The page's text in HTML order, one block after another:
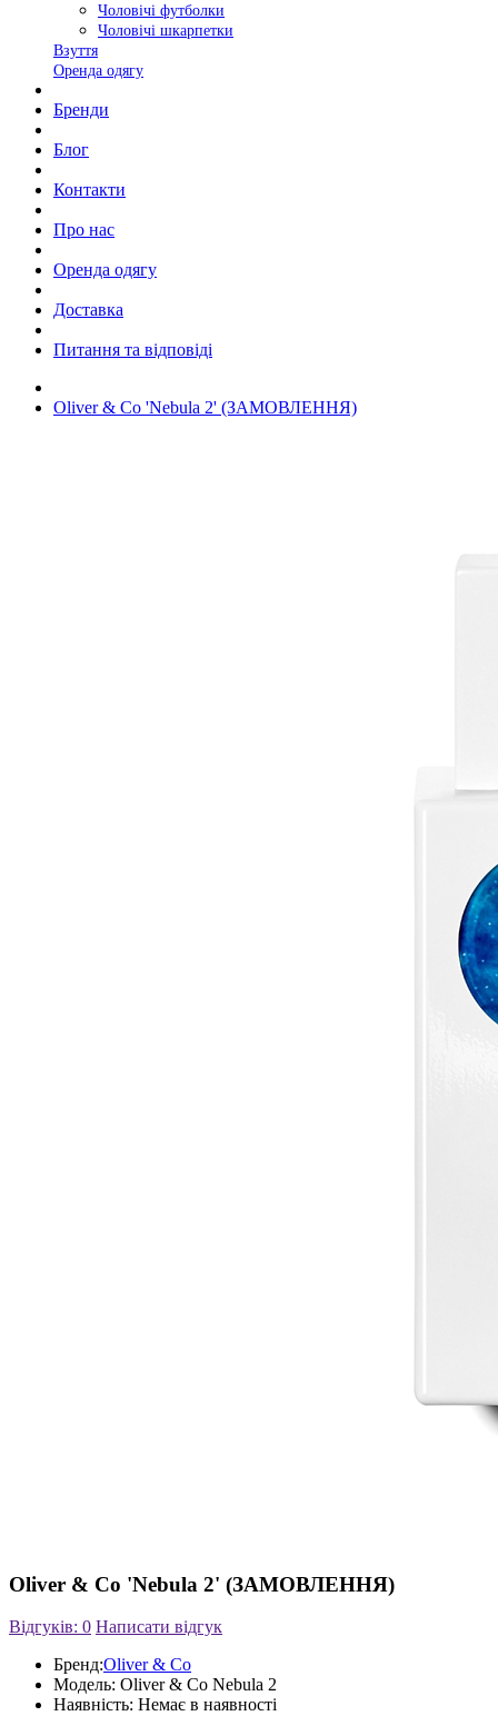
Чоловічі футболки
Чоловічі шкарпетки
Взуття
Оренда одягу
Бренди
Блог
Контакти
Про нас
Оренда одягу
Доставка
Питання та відповіді
Oliver & Co 'Nebula 2' (ЗАМОВЛЕННЯ)
Oliver & Co 'Nebula 2' (ЗАМОВЛЕННЯ)
Відгуків: 0 Написати відгук
Бренд:Oliver & Co
Модель: Oliver & Co Nebula 2
Наявність: Немає в наявності